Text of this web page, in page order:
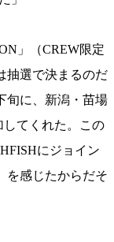
」（CREW限定
抽選で決まるのだ
旬に、新潟・苗場
してくれた。この
にジョイン
を感じたからだそ